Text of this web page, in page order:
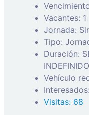
Vacantes: 1
Jornada:
Tipo:
Duración:
INDEFINIDO
Vehículo
Visitas: 68